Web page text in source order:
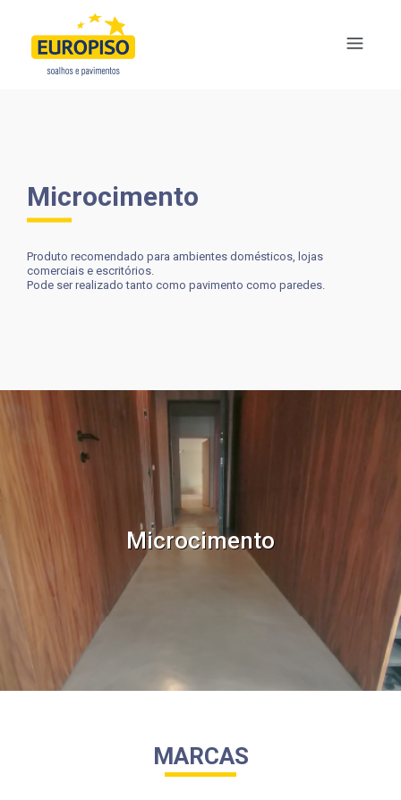
Microcimento
Produto recomendado para ambientes domésticos, lojas
comerciais e escritórios.
Pode ser realizado tanto como pavimento como paredes.
Microcimento
MARCAS